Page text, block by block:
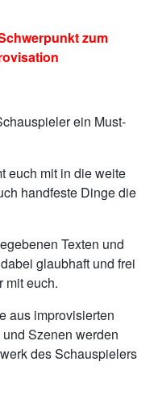
zum
ein Must-
euch mit in die weite
handfeste Dinge die
Texten und
glaubhaft und frei
mit euch.
aus improvisierten
Szenen werden
des Schauspielers